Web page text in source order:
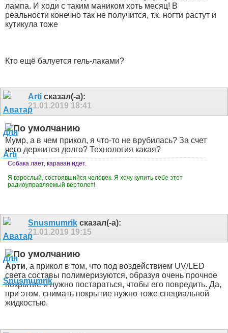
лампа. И ходи с таким маником хоть месяц! В
реальности конечно так не получится, т.к. ногти растут и
кутикула тоже
Кто ещё балуется гель-лаками?
Arti сказал(-а):
21.01.2019 18:41
Мумр, а в чем прикол, я что-то не врубилась? За счет
чего держится долго? Технология какая?
Собака лает, караван идет.
Я взрослый, состоявшийся человек. Я хочу купить себе этот
радиоуправляемый вертолет!
Snusmumrik сказал(-а):
21.01.2019 19:15
Арти, а прикол в том, что под воздействием UV/LED
света составы полимеризуются, образуя очень прочное
покрытие и нужно постараться, чтобы его повредить. Да,
при этом, снимать покрытие нужно тоже специальной
жидкостью.